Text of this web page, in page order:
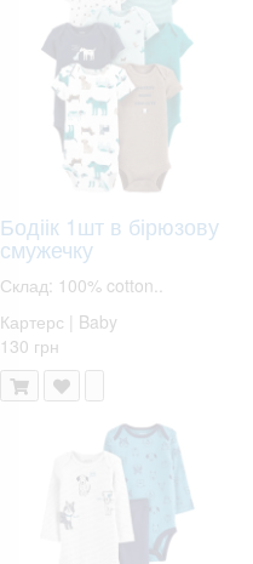
Бодіік 1шт в бірюзову
смужечку
Склад: 100% cotton..
Картерс | Baby
130 грн